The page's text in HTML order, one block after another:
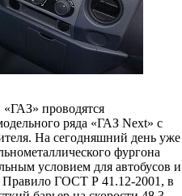
проводятся
ряда «ГАЗ Next» с
На сегодняшний день уже
фургона
условием для автобусов и
Правило ГОСТ Р 41.12-2001, в